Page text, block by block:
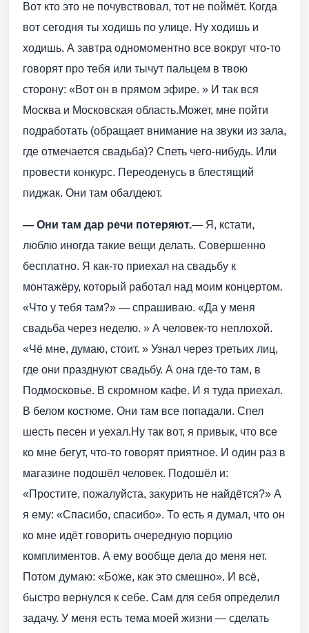
Вот кто это не почувствовал, тот не поймёт. Когда
вот сегодня ты ходишь по улице. Ну ходишь и
ходишь. А завтра одномоментно все вокруг что-то
говорят про тебя или тычут пальцем в твою
сторону: «Вот он в прямом эфире. » И так вся
Москва и Московская область.Может, мне пойти
подработать (обращает внимание на звуки из зала,
где отмечается свадьба)? Спеть чего-нибудь. Или
провести конкурс. Переоденусь в блестящий
пиджак. Они там обалдеют.
— Они там дар речи потеряют.— Я, кстати,
люблю иногда такие вещи делать. Совершенно
бесплатно. Я как-то приехал на свадьбу к
монтажёру, который работал над моим концертом.
«Что у тебя там?» — спрашиваю. «Да у меня
свадьба через неделю. » А человек-то неплохой.
«Чё мне, думаю, стоит. » Узнал через третьих лиц,
где они празднуют свадьбу. А она где-то там, в
Подмосковье. В скромном кафе. И я туда приехал.
В белом костюме. Они там все попадали. Спел
шесть песен и уехал.Ну так вот, я привык, что все
ко мне бегут, что-то говорят приятное. И один раз в
магазине подошёл человек. Подошёл и:
«Простите, пожалуйста, закурить не найдётся?» А
я ему: «Спасибо, спасибо». То есть я думал, что он
ко мне идёт говорить очередную порцию
комплиментов. А ему вообще дела до меня нет.
Потом думаю: «Боже, как это смешно». И всё,
быстро вернулся к себе. Сам для себя определил
задачу. У меня есть тема моей жизни — сделать